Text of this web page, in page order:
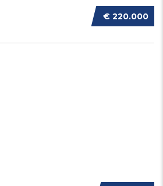
€ 220.000